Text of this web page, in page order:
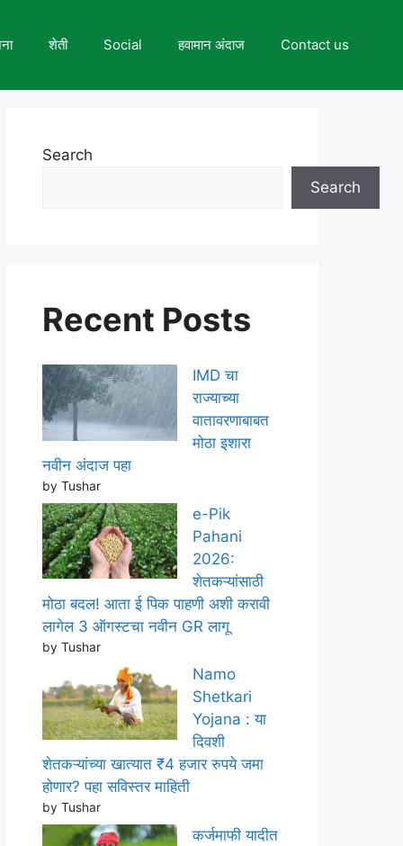
शेती Social हवामान अंदाज Contact us
Search
Search
Recent Posts
IMD चा
राज्याच्या
वातावरणाबाबत
मोठा इशारा
नवीन अंदाज पहा
by Tushar
e-Pik
Pahani
2026:
शेतकऱ्यांसाठी
मोठा बदल! आता ई पिक पाहणी अशी करावी
लागेल 3 ऑगस्टचा नवीन GR लागू
by Tushar
Namo
Shetkari
Yojana : या
दिवशी
शेतकऱ्यांच्या खात्यात ₹4 हजार रुपये जमा
होणार? पहा सविस्तर माहिती
by Tushar
कर्जमाफी यादीत